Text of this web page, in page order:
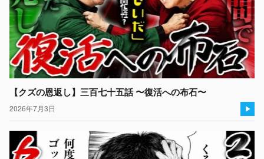
【クズの恩返し】三百七十五話 〜復活への布石〜
2026年7月3日